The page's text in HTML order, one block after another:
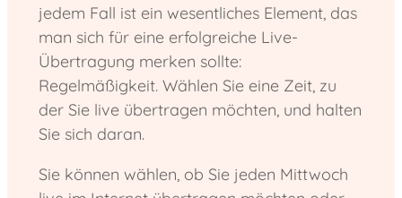
jedem Fall ist ein wesentliches Element, das
man sich für eine erfolgreiche Live-
Übertragung merken sollte:
Regelmäßigkeit. Wählen Sie eine Zeit, zu
der Sie live übertragen möchten, und halten
Sie sich daran.
Sie können wählen, ob Sie jeden Mittwoch